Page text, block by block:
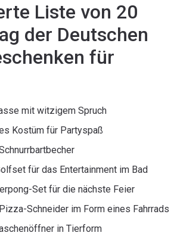
Liste von 20
der Deutschen
für
mit witzigem Spruch
Kostüm für Partyspaß
für das Entertainment im Bad
Set für die nächste Feier
Schneider im Form eines Fahrrads
in Tierform